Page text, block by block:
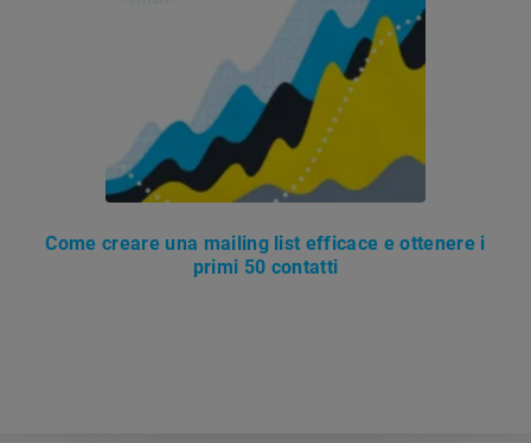
Come creare una mailing list efficace e ottenere i
primi 50 contatti